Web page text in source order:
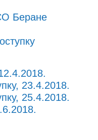
Беране
23.4.2018.
25.4.2018.